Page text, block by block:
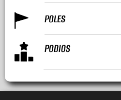
POLES
PODIOS